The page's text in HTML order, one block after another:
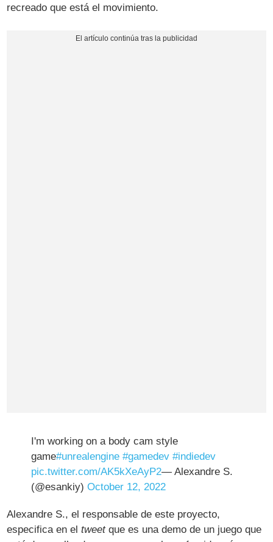
recreado que está el movimiento.
I'm working on a body cam style
game#unrealengine #gamedev #indiedev
pic.twitter.com/AK5kXeAyP2— Alexandre S.
(@esankiy)October 12, 2022
Alexandre S., el responsable de este proyecto,
especifica en eltweetque es una demo de un juego que